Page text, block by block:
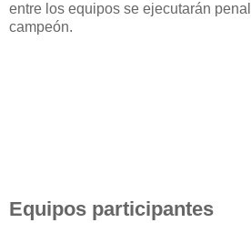
entre los equipos se ejecutarán
campeón.
Equipos participantes